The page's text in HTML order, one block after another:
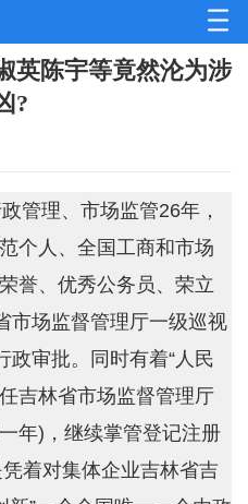
英陈宇等竟然沦为涉
?
管理、市场监管26年，
个人、全国工商和市场
誉、优秀公务员、荣立
市场监督管理厅一级巡视
政审批。同时有着“人民
吉林省市场监督管理厅
年)，继续掌管登记注册
着对集体企业吉林省吉